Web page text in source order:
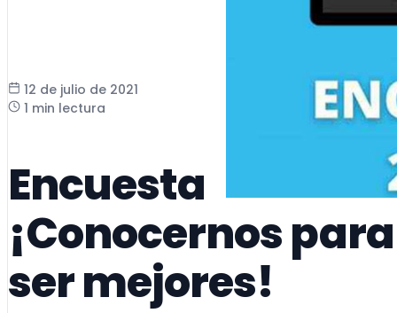
12 de julio de 2021
1 min lectura
Encuesta
¡Conocernos para
ser mejores!